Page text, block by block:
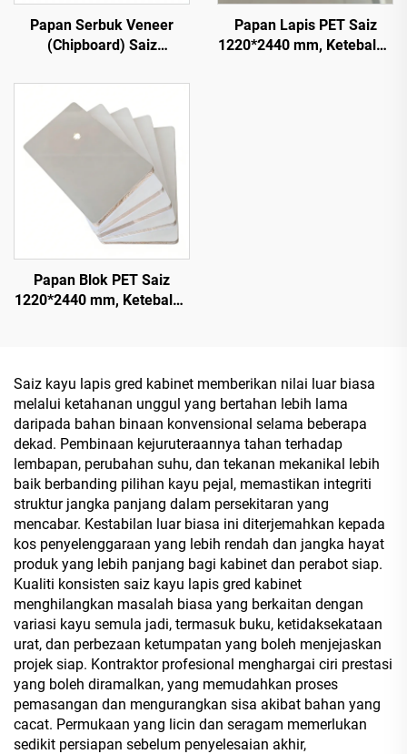
Papan Serbuk Veneer
(Chipboard) Saiz
16 mm, Inti Kayu Semula
Jadi dengan Permukaan
Veneer Melamina untuk
Hiasan Kabinet
Papan Lapis PET Saiz
1220*2440 mm, Ketebalan
Papan Blok PET Saiz
1220*2440 mm, Ketebalan
Tinggi dan Matte untuk
Hiasan Kabinet
Saiz kayu lapis gred kabinet memberikan nilai luar biasa
melalui ketahanan unggul yang bertahan lebih lama
daripada bahan binaan konvensional selama beberapa
dekad. Pembinaan kejuruteraannya tahan terhadap
lembapan, perubahan suhu, dan tekanan mekanikal lebih
baik berbanding pilihan kayu pejal, memastikan integriti
struktur jangka panjang dalam persekitaran yang
mencabar. Kestabilan luar biasa ini diterjemahkan kepada
kos penyelenggaraan yang lebih rendah dan jangka hayat
produk yang lebih panjang bagi kabinet dan perabot siap.
Kualiti konsisten saiz kayu lapis gred kabinet
menghilangkan masalah biasa yang berkaitan dengan
variasi kayu semula jadi, termasuk buku, ketidaksekataan
urat, dan perbezaan ketumpatan yang boleh menjejaskan
projek siap. Kontraktor profesional menghargai ciri prestasi
yang boleh diramalkan, yang memudahkan proses
pemasangan dan mengurangkan sisa akibat bahan yang
cacat. Permukaan yang licin dan seragam memerlukan
sedikit persiapan sebelum penyelesaian akhir,